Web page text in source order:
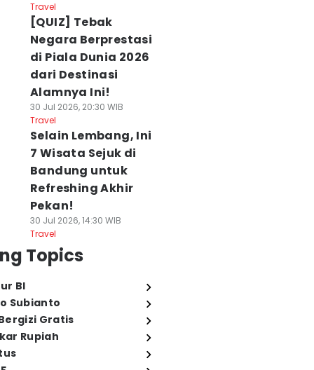
Travel
[QUIZ] Tebak
Negara Berprestasi
di Piala Dunia 2026
dari Destinasi
Alamnya Ini!
30 Jul 2026, 20:30 WIB
Travel
Selain Lembang, Ini
7 Wisata Sejuk di
Bandung untuk
Refreshing Akhir
Pekan!
30 Jul 2026, 14:30 WIB
Travel
Topics
BI
Subianto
Gratis
Rupiah